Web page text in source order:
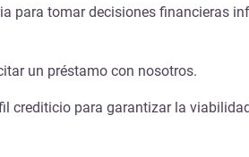
tomar decisiones financieras
un préstamo con nosotros.
crediticio para garantizar la